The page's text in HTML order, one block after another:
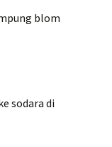
blom
sodara di